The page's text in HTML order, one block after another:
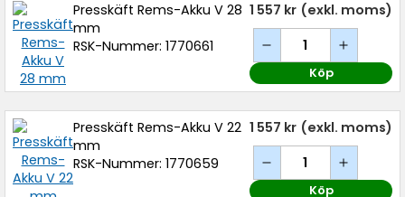
Presskäft Rems-Akku V 28
mm
RSK-Nummer: 1770661
1 557 kr (exkl. moms)
Köp
Presskäft Rems-Akku V 22
mm
RSK-Nummer: 1770659
1 557 kr (exkl. moms)
Köp